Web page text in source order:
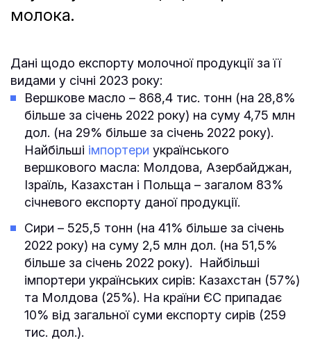
молока.
Дані щодо експорту молочної продукції за її
видами у січні 2023 року:
Вершкове масло – 868,4 тис. тонн (на 28,8%
більше за січень 2022 року) на суму 4,75 млн
дол. (на 29% більше за січень 2022 року).
Найбільші імпортери українського
вершкового масла: Молдова, Азербайджан,
Ізраїль, Казахстан і Польща – загалом 83%
січневого експорту даної продукції.
Сири – 525,5 тонн (на 41% більше за січень
2022 року) на суму 2,5 млн дол. (на 51,5%
більше за січень 2022 року). Найбільші
імпортери українських сирів: Казахстан (57%)
та Молдова (25%). На країни ЄС припадає
10% від загальної суми експорту сирів (259
тис. дол.).